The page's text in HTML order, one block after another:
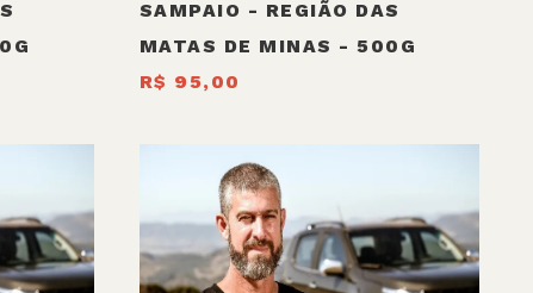
SAMPAIO - REGIÃO DAS
MATAS DE MINAS - 500G
R$ 95,00